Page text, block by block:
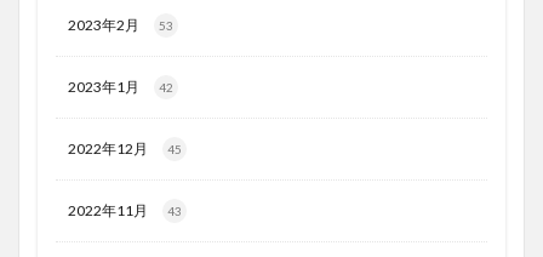
2023年2月 53
2023年1月 42
2022年12月 45
2022年11月 43